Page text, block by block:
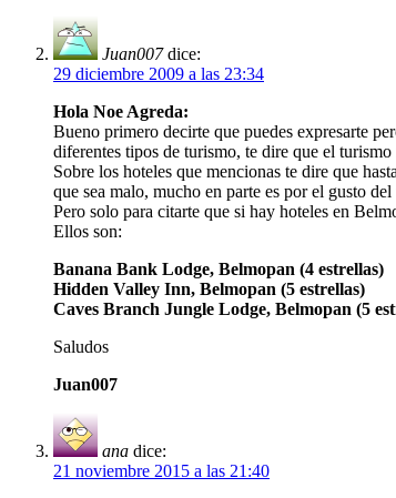
Juan007 dice:
29 diciembre 2009 a las 23:34
Hola Noe Agreda:
Bueno primero decirte que puedes expresarte
diferentes tipos de turismo, te dire que el
Sobre los hoteles que mencionas te dire que
que sea malo, mucho en parte es por el gusto
Pero solo para citarte que si hay hoteles en
Ellos son:
Banana Bank Lodge, Belmopan (4 estrellas)
Hidden Valley Inn, Belmopan (5 estrellas)
Caves Branch Jungle Lodge, Belmopan (5
Saludos
Juan007
ana dice:
21 noviembre 2015 a las 21:40